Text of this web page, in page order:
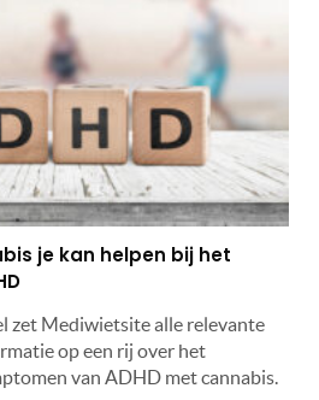
je kan helpen bij het
zet Mediwietsite alle relevante
op een rij over het
van ADHD met cannabis.